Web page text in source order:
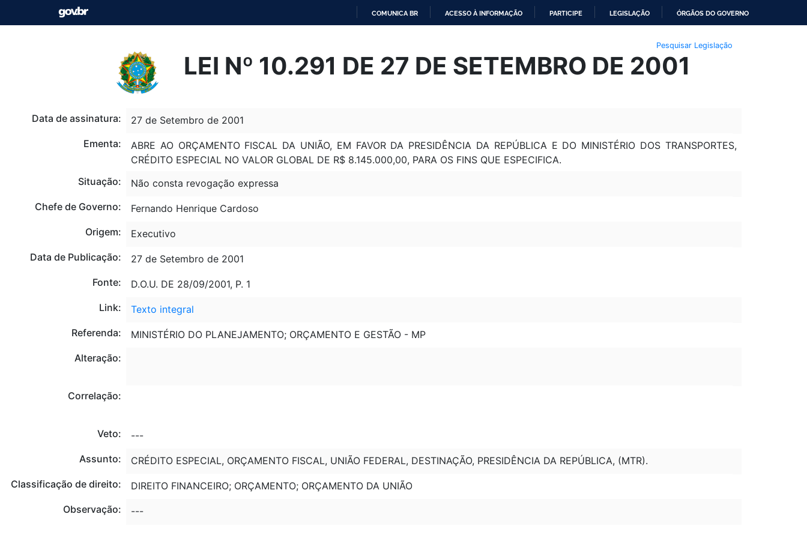
O
CONTEÚDO
COMUNICA BR ACESSO À INFORMAÇÃO PARTICIPE LEGISLAÇÃO ÓRGÃOS DO GOVERNO
Pesquisar Legislação
LEI Nº 10.291 DE 27 DE SETEMBRO DE 2001
Data de assinatura:
27 de Setembro de 2001
Ementa:
ABRE AO ORÇAMENTO FISCAL DA UNIÃO, EM FAVOR DA PRESIDÊNCIA DA REPÚBLICA E DO MINISTÉRIO DOS TRANSPORTES,
CRÉDITO ESPECIAL NO VALOR GLOBAL DE R$ 8.145.000,00, PARA OS FINS QUE ESPECIFICA.
Situação:
Não consta revogação expressa
Chefe de Governo:
Fernando Henrique Cardoso
Origem:
Executivo
Data de Publicação:
27 de Setembro de 2001
Fonte:
D.O.U. DE 28/09/2001, P. 1
Link:
Texto integral
Referenda:
MINISTÉRIO DO PLANEJAMENTO; ORÇAMENTO E GESTÃO - MP
Alteração:
Correlação:
Veto:
---
Assunto:
CRÉDITO ESPECIAL, ORÇAMENTO FISCAL, UNIÃO FEDERAL, DESTINAÇÃO, PRESIDÊNCIA DA REPÚBLICA, (MTR).
Classificação de direito:
DIREITO FINANCEIRO; ORÇAMENTO; ORÇAMENTO DA UNIÃO
Observação:
---